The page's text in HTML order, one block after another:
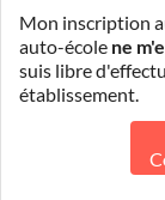
Mon inscription
auto-école ne
suis libre
établissement.